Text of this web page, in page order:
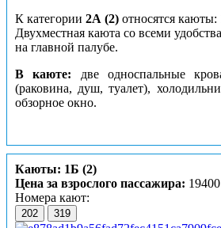
К категории 2А (2) относятся каюты:
Двухместная каюта со всеми
на главной палубе.
В каюте: две односпальные
(раковина, душ, туалет),
обзорное окно.
Каюты: 1Б (2)
Цена за взрослого пассажира:
Номера кают:
202 319